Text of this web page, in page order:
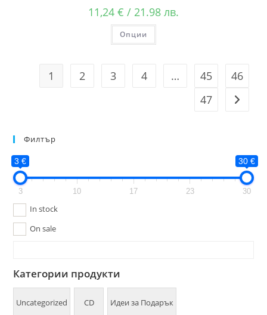
11,24 € / 21.98 лв.
Опции
1 2 3 4 … 45
46
47
Филтър
3 € 30 €
3 10 17 23 30
In stock
On sale
Категории продукти
Uncategorized CD Идеи за Подарък